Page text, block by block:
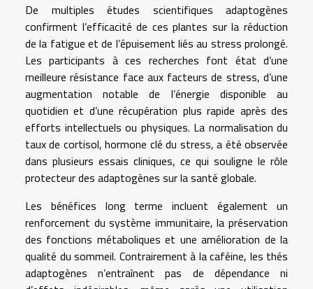
De multiples études scientifiques adaptogènes
confirment l’efficacité de ces plantes sur la réduction
de la fatigue et de l’épuisement liés au stress prolongé.
Les participants à ces recherches font état d’une
meilleure résistance face aux facteurs de stress, d’une
augmentation notable de l’énergie disponible au
quotidien et d’une récupération plus rapide après des
efforts intellectuels ou physiques. La normalisation du
taux de cortisol, hormone clé du stress, a été observée
dans plusieurs essais cliniques, ce qui souligne le rôle
protecteur des adaptogènes sur la santé globale.
Les bénéfices long terme incluent également un
renforcement du système immunitaire, la préservation
des fonctions métaboliques et une amélioration de la
qualité du sommeil. Contrairement à la caféine, les thés
adaptogènes n’entraînent pas de dépendance ni